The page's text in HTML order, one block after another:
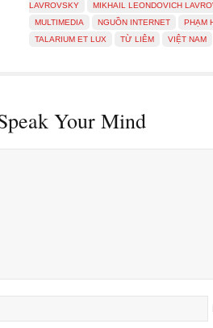
LAVROVSKY
MIKHAIL LEONDOVICH
MULTIMEDIA
NGUỒN INTERNET PHẠM
TALARIUM ET LUX
TỪ LIÊM VIỆT NAM
Your Mind